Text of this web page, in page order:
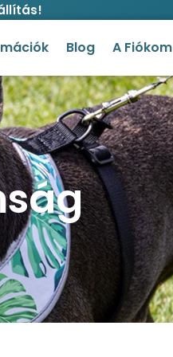
Blog A Fiókom